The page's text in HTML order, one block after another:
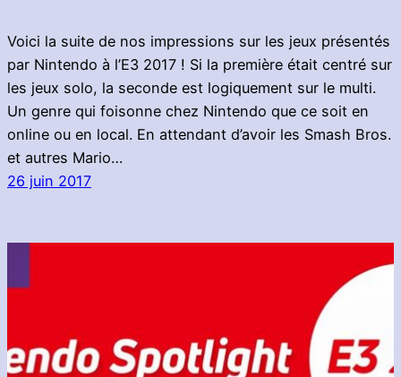
Voici la suite de nos impressions sur les jeux présentés
par Nintendo à l’E3 2017 ! Si la première était centré sur
les jeux solo, la seconde est logiquement sur le multi.
Un genre qui foisonne chez Nintendo que ce soit en
online ou en local. En attendant d’avoir les Smash Bros.
et autres Mario…
26 juin 2017